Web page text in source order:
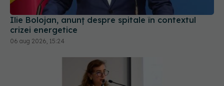
Ilie Bolojan, anunț despre spitale în contextul
crizei energetice
06 aug 2026, 15:24